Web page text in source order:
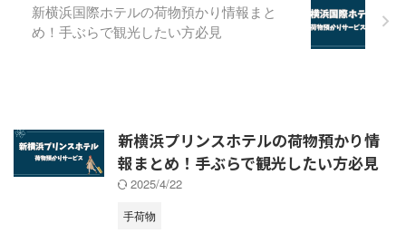
京ディズニーリゾート・ウェルカ
ムセンター」は、JR舞浜 ...
新横浜国際ホテルの荷物預かり情報まと
め！手ぶらで観光したい方必見
新横浜プリンスホテルの荷物預かり情
報まとめ！手ぶらで観光したい方必見
2025/4/22
手荷物